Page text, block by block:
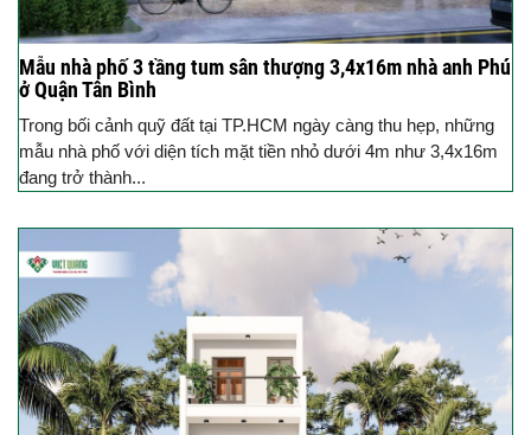
Mẫu nhà phố 3 tầng tum sân thượng 3,4x16m nhà anh Phú
ở Quận Tân Bình
Trong bối cảnh quỹ đất tại TP.HCM ngày càng thu hẹp, những
mẫu nhà phố với diện tích mặt tiền nhỏ dưới 4m như 3,4x16m
đang trở thành...